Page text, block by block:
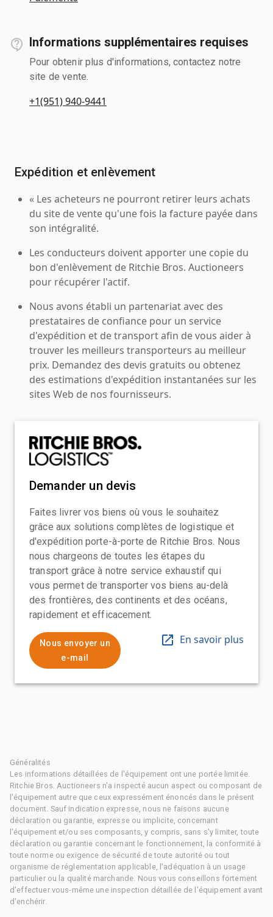
Informations supplémentaires requises
Pour obtenir plus d'informations, contactez notre
site de vente.
+1(951) 940-9441
Expédition et enlèvement
« Les acheteurs ne pourront retirer leurs achats
du site de vente qu'une fois la facture payée dans
son intégralité.
Les conducteurs doivent apporter une copie du
bon d'enlèvement de Ritchie Bros. Auctioneers
pour récupérer l'actif.
Nous avons établi un partenariat avec des
prestataires de confiance pour un service
d'expédition et de transport afin de vous aider à
trouver les meilleurs transporteurs au meilleur
prix. Demandez des devis gratuits ou obtenez
des estimations d'expédition instantanées sur les
sites Web de nos fournisseurs.
Demander un devis
Faites livrer vos biens où vous le souhaitez
grâce aux solutions complètes de logistique et
d'expédition porte-à-porte de Ritchie Bros. Nous
nous chargeons de toutes les étapes du
transport grâce à notre service exhaustif qui
vous permet de transporter vos biens au-delà
des frontières, des continents et des océans,
rapidement et efficacement.
Nous envoyer un
e-mail
En savoir plus
Généralités
Les informations détaillées de l'équipement ont une portée limitée.
Ritchie Bros. Auctioneers n'a inspecté aucun aspect ou composant de
l'équipement autre que ceux expressément énoncés dans le présent
document. Sauf indication expresse, nous ne faisons aucune
déclaration ou garantie, expresse ou implicite, concernant
l'équipement et/ou ses composants, y compris, sans s'y limiter, toute
déclaration ou garantie concernant le fonctionnement, la conformité à
toute norme ou exigence de sécurité de toute autorité ou tout
organisme de réglementation applicable, l'adéquation à un usage
particulier ou la qualité marchande. Nous vous conseillons fortement
d'effectuer vous-même une inspection détaillée de l'équipement avant
d'enchérir.